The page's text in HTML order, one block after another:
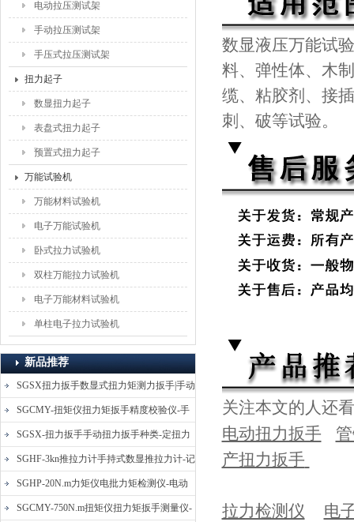
电动拉压测试架
手动拉压测试架
手压式拉压测试架
扭力起子
数显扭力起子
表盘式扭力起子
预置式扭力起子
万能试验机
万能材料试验机
电子万能试验机
卧式拉力试验机
双柱万能拉力试验机
电子万能材料试验机
单柱电子拉力试验机
新品推荐
SGSX扭力扳手数显式扭力矩测力扳手|手动
定扭矩检测扳手
SGCMY-扭矩仪扭力矩扳手精度校验仪-手
动扳子扭矩校准仪
SGSX-扭力扳手手动扭力扳手种类-定扭力
矩检测扳手价格
SGHF-3kn推拉力计手持式数显推拉力计-记
忆数据拉压力测力计
SGHP-20N.m力矩仪电批力矩检测仪-电动
螺丝批扭力矩测试仪
SGCMY-750N.m扭矩仪扭力矩扳手测量仪-
数显液压万能试
料、弹性体、木
缆、粘胶剂、接
刺、破等试验。
关注本文的人还
电动扭力扳手
产扭力扳手
拉力检测仪
电